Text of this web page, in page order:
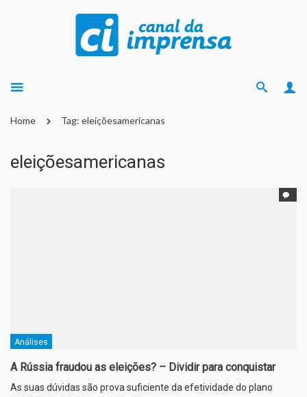
Home Tag: eleiçõesamericanas
eleiçõesamericanas
Análises
A Rússia fraudou as eleições? – Dividir para conquistar
As suas dúvidas são prova suficiente da efetividade do plano